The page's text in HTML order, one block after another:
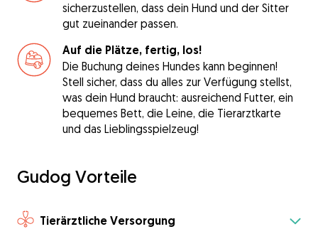
sicherzustellen, dass dein Hund und der Sitter
gut zueinander passen.
Auf die Plätze, fertig, los!
Die Buchung deines Hundes kann beginnen!
Stell sicher, dass du alles zur Verfügung stellst,
was dein Hund braucht: ausreichend Futter, ein
bequemes Bett, die Leine, die Tierarztkarte
und das Lieblingsspielzeug!
Gudog Vorteile
Tierärztliche Versorgung